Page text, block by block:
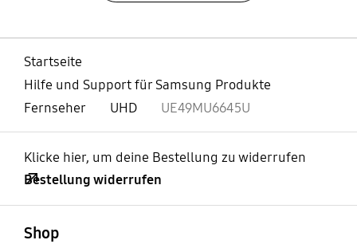
Startseite
Hilfe und Support für Samsung Produkte
Fernseher
UHD UE49MU6645U
Klicke hier, um deine Bestellung zu widerrufen
Bestellung widerrufen
Shop